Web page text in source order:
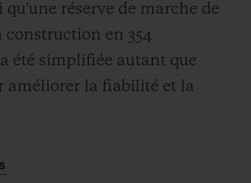
réserve de marche de
construction en 354
été simplifiée autant que
améliorer la fiabilité et la